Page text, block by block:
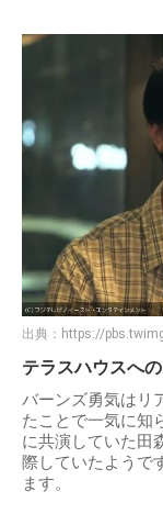
出典： https://
テラスハウスへ
バーンズ勇気はリ
たことで一気に知
に共演していた田
際していたようで
ます。